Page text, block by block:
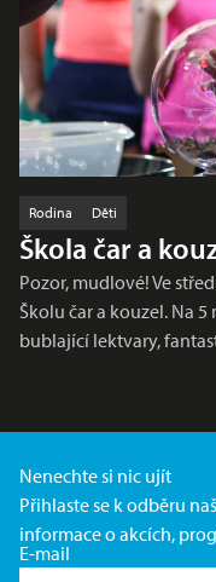
Rodina Děti
Škola čar a
Pozor, mudlové! Ve
Školu čar a kouzel. Na
bublající lektvary,
Nenechte si nic ujít
Přihlaste se k odběru
informace o akcích,
E-mail